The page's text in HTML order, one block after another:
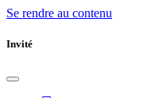
Se rendre au contenu
Invité